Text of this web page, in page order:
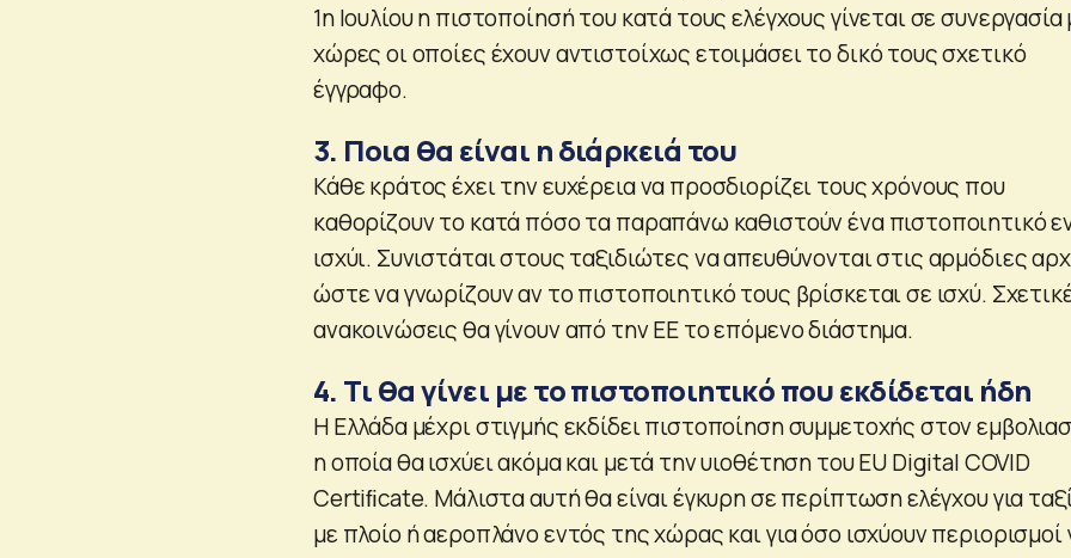
1η Ιουλίου η πιστοποίησή του κατά τους ελέγχους γίνεται σε συνεργασία
χώρες οι οποίες έχουν αντιστοίχως ετοιμάσει το δικό τους σχετικό
έγγραφο.
3. Ποια θα είναι η διάρκειά του
Κάθε κράτος έχει την ευχέρεια να προσδιορίζει τους χρόνους που
καθορίζουν το κατά πόσο τα παραπάνω καθιστούν ένα πιστοποιητικό
ισχύι. Συνιστάται στους ταξιδιώτες να απευθύνονται στις αρμόδιες
ώστε να γνωρίζουν αν το πιστοποιητικό τους βρίσκεται σε ισχύ.
ανακοινώσεις θα γίνουν από την ΕΕ το επόμενο διάστημα.
4. Τι θα γίνει με το πιστοποιητικό που εκδίδεται ήδη
Η Ελλάδα μέχρι στιγμής εκδίδει πιστοποίηση συμμετοχής στον
η οποία θα ισχύει ακόμα και μετά την υιοθέτηση του EU Digital COVID
Certiﬁcate. Μάλιστα αυτή θα είναι έγκυρη σε περίπτωση ελέγχου για
με πλοίο ή αεροπλάνο εντός της χώρας και για όσο ισχύουν περιορισμοί